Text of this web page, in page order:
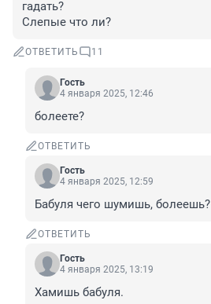
гадать?
Слепые что ли?
ОТВЕТИТЬ 11
Гость
4 января 2025, 12:46
болеете?
ОТВЕТИТЬ
Гость
4 января 2025, 12:59
Бабуля чего шумишь, болеешь?
ОТВЕТИТЬ
Гость
4 января 2025, 13:19
Хамишь бабуля.